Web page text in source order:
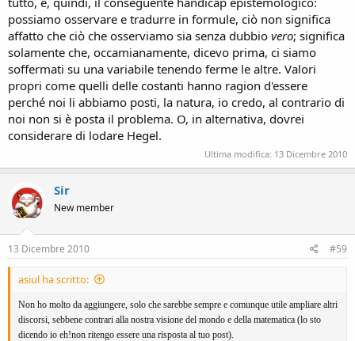
possiamo osservare e tradurre in formule, ciò non significa
affatto che ciò che osserviamo sia senza dubbio vero; significa
solamente che, occamianamente, dicevo prima, ci siamo
soffermati su una variabile tenendo ferme le altre. Valori
propri come quelli delle costanti hanno ragion d'essere
perché noi li abbiamo posti, la natura, io credo, al contrario di
noi non si è posta il problema. O, in alternativa, dovrei
considerare di lodare Hegel.
Ultima modifica: 13 Dicembre 2010
Sir
New member
13 Dicembre 2010 #59
asiul ha scritto:
Non ho molto da aggiungere, solo che sarebbe sempre e comunque utile ampliare altri
discorsi, sebbene contrari alla nostra visione del mondo e della matematica (lo sto
dicendo io eh!non ritengo essere una risposta al tuo post).